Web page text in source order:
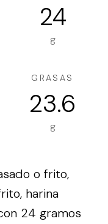
24
g
GRASAS
23.6
g
o frito,
harina
24 gramos